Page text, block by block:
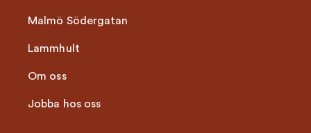
Malmö Södergatan
Lammhult
Om oss
Jobba hos oss